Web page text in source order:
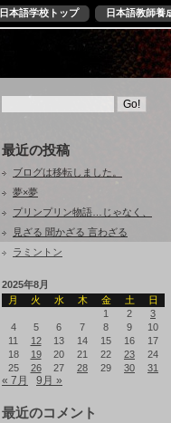
日本語学校トップ 日本語教師養
最近の投稿
ブログは移転しました。
夢×夢
プリンプリン物語…じゃなく、
見ざる 聞かざる 言わざる
ラミントン
2025年8月
月
火 水 木 金 土
日
1
2
3
4
5 6 7 8 9
10
11
12 13 14 15 16
17
18
19 20 21 22 23
24
25
26 27 28 29 30 31
« 7月 9月 »
最近のコメント